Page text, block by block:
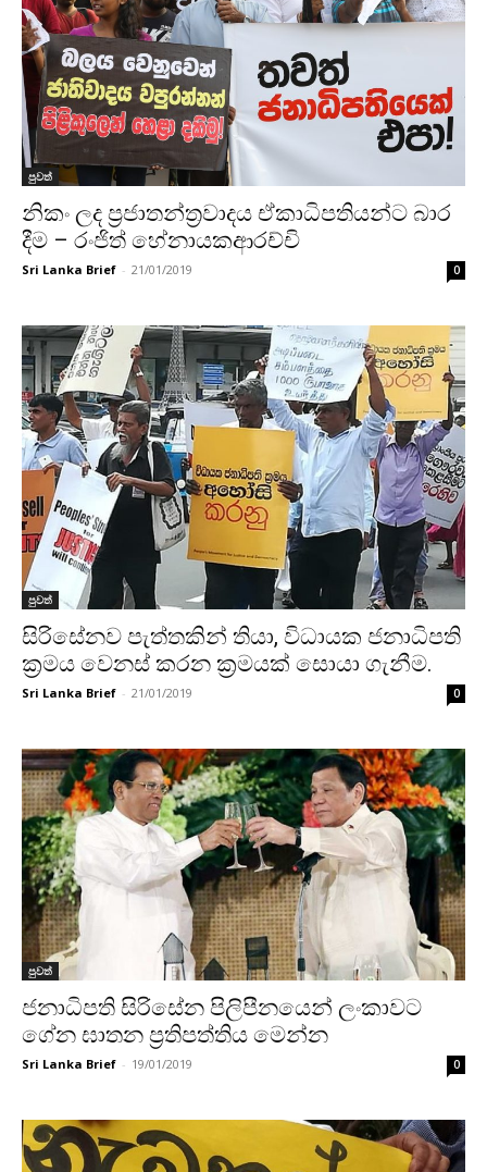
පුවත්
නිකං ලද ප්‍රජාතන්ත්‍රවාදය ඒකාධිපතියන්ට බාර
දීම – රංජිත් හේනායකආරච්චි
Sri Lanka Brief - 21/01/2019 0
පුවත්
සිරිසේනව පැත්තකින් තියා, විධායක ජනාධිපති
ක්‍රමය වෙනස් කරන ක්‍රමයක් සොයා ගැනීම.
Sri Lanka Brief - 21/01/2019 0
පුවත්
ජනාධිපති සිරිසේන පිලිපීනයෙන් ලංකාවට
ගේන ඝාතන ප්‍රතිපත්තිය මෙන්න
Sri Lanka Brief - 19/01/2019 0